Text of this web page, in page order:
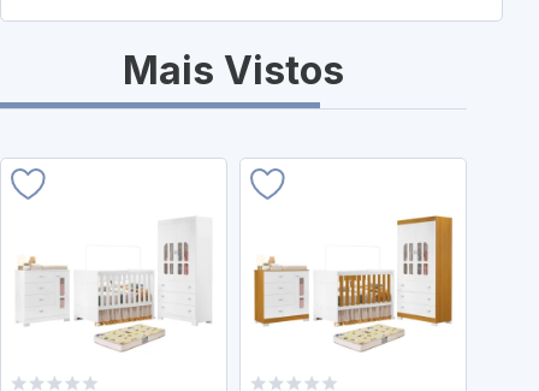
Mais Vistos